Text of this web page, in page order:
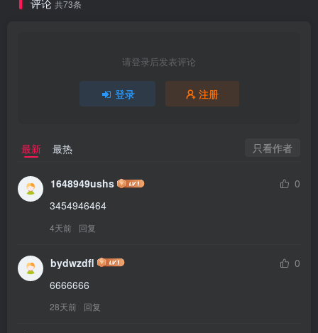
评论 共73条
请登录后发表评论
登录 注册
最新 最热 只看作者
1648949ushs
0
3454946464
4天前 回复
bydwzdfl
0
6666666
28天前 回复